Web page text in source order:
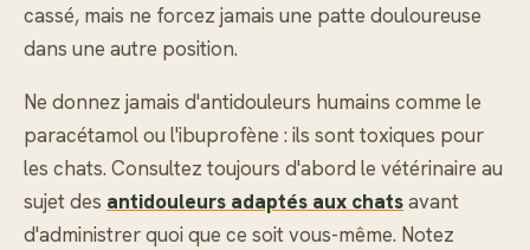
cassé, mais ne forcez jamais une patte douloureuse
dans une autre position.
Ne donnez jamais d'antidouleurs humains comme le
paracétamol ou l'ibuprofène : ils sont toxiques pour
les chats. Consultez toujours d'abord le vétérinaire au
sujet des antidouleurs adaptés aux chatsavant
d'administrer quoi que ce soit vous-même. Notez